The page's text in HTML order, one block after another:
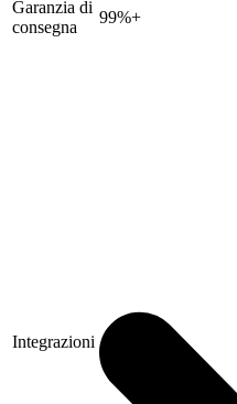
Garanzia di
consegna
99%+
Integrazioni